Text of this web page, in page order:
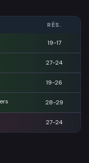
RÉS.
19-17
27-24
19-26
28-29
27-24